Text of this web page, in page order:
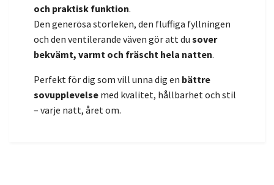
och praktisk funktion.
Den generösa storleken, den fluffiga fyllningen
och den ventilerande väven gör att du sover
bekvämt, varmt och fräscht hela natten.
Perfekt för dig som vill unna dig en bättre
sovupplevelse med kvalitet, hållbarhet och stil
– varje natt, året om.